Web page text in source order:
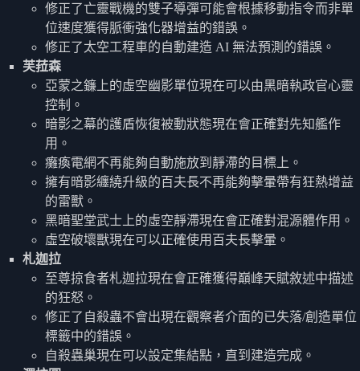
修正了亡靈戰機的雙子導彈可能會根據移動指令而非單
位速度獲得脈衝強化器增益的錯誤。
修正了太空工程車的自動建造 AI 無法預測的錯誤。
芙菈森
亞蒙之鐮上的虛空幽影單位現在可以由黑暗執政官心靈
控制。
暗影之幕的護盾恢復被動狀態現在會正確對先知艦作
用。
癱瘓電網不再能夠自動施放到靜滯的目標上。
擁有暗影纏繞升級的百夫長不再能夠擊暈帶有狂熱增益
的雷獸。
黑暗聖堂武士上的虛空靜滯現在會正確對混源體作用。
虛空破壞獸現在可以正確使用百夫長擊暈。
札迦拉
至尊掠食者札迦拉現在會正確獲得巔峰天賦敘述中描述
的狂怒。
修正了自殺蟲不會出現在觀察者介面的已失落/創造單位
標籤中的錯誤。
自殺蟲巢現在可以設定集結點，直到建造完成。